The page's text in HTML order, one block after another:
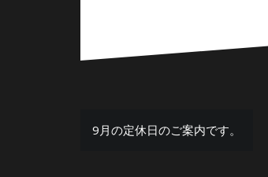
投
稿
9月の定休日のご案内です。